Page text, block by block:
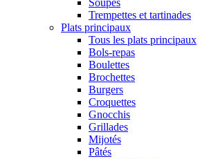
Soupes
Trempettes et tartinades
Plats principaux
Tous les plats principaux
Bols-repas
Boulettes
Brochettes
Burgers
Croquettes
Gnocchis
Grillades
Mijotés
Pâtés